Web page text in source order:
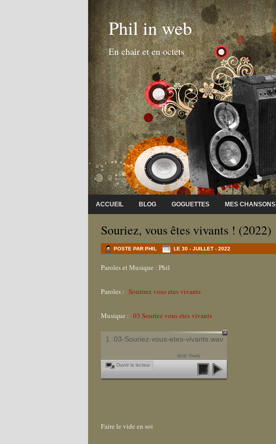
Phil in web
En chair et en octets
ACCUEIL BLOG GOGUETTES MES CHANSONS
Souriez, vous êtes vivants ! (2022)
POSTE PAR PHIL LE 30 - JUILLET - 2022
Paroles et Musique : Phil
Paroles : Sourirez vous etes vivants
Musique : 03 Souriez vous etes vivants
1. 03-Souriez-vous-etes-vivants.wav
00:00 Ready
Ouvrir le lecteur
Faire le vide en soi